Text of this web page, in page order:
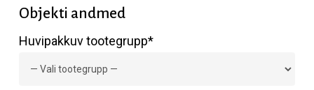
Objekti andmed
Huvipakkuv tootegrupp*